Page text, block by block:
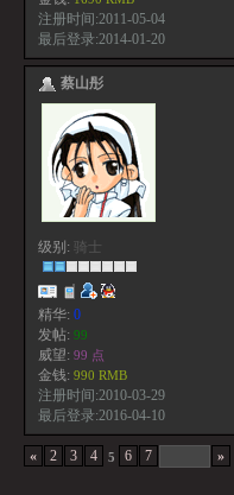
注册时间:2011-05-04
最后登录:2014-01-20
蔡山彤
级别: 骑士
精华: 0
发帖: 99
威望: 99 点
金钱: 990 RMB
注册时间:2010-03-29
最后登录:2016-04-10
« 2 3 4 5 6 7 »